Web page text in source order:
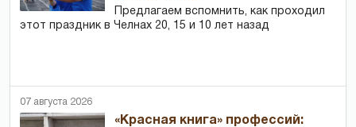
Предлагаем вспомнить, как проходил
этот праздник в Челнах 20, 15 и 10 лет назад
07 августа 2026
«Красная книга» профессий: